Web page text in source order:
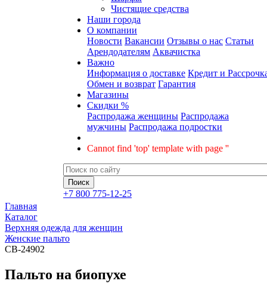
Чистящие средства
Наши города
О компании
Новости Вакансии Отзывы о нас Статьи
Арендодателям Аквачистка
Важно
Информация о доставке Кредит и
Обмен и возврат Гарантия
Магазины
Скидки %
Распродажа женщины Распродажа
мужчины Распродажа подростки
Cannot find 'top' template with page ''
+7 800 775-12-25
Главная
Каталог
Верхняя одежда для женщин
Женские пальто
CB-24902
Пальто на биопухе